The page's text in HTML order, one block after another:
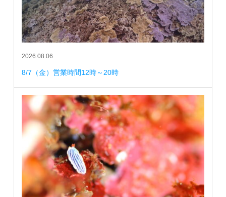
2026.08.06
8/7（金）営業時間12時～20時